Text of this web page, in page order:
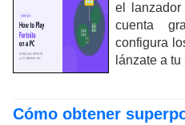
el
cuenta
configura
lánzate a
Cómo obtener